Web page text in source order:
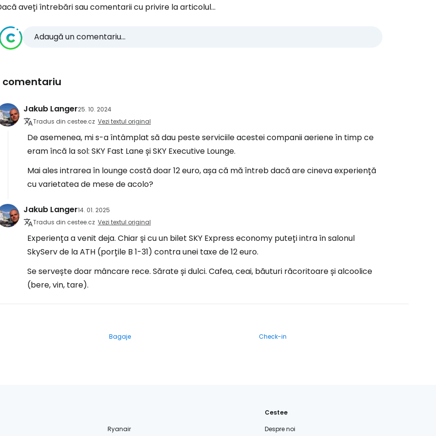
aveți întrebări sau comentarii cu privire la articolul...
Adaugă un comentariu...
comentariu
Jakub Langer25. 10. 2024
Tradus din cestee.cz Vezi textul original
De asemenea, mi s-a întâmplat să dau peste serviciile acestei companii aeriene în timp ce
eram încă la sol: SKY Fast Lane și SKY Executive Lounge.
Mai ales intrarea în lounge costă doar 12 euro, așa că mă întreb dacă are cineva experiență
cu varietatea de mese de acolo?
Jakub Langer14. 01. 2025
Tradus din cestee.cz Vezi textul original
Experiența a venit deja. Chiar și cu un bilet SKY Express economy puteți intra în salonul
SkyServ de la ATH (porțile B 1-31) contra unei taxe de 12 euro.
Se servește doar mâncare rece. Sărate și dulci. Cafea, ceai, băuturi răcoritoare și alcoolice
(bere, vin, tare).
Bagaje Check-in
Ryanair
Cestee
Despre noi